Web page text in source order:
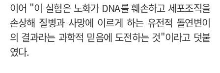
이어 "이 실험은 노화가 DNA를 훼손하고 세포조직을
손상해 질병과 사망에 이르게 하는 유전적 돌연변이
의 결과라는 과학적 믿음에 도전하는 것"이라고 덧붙
였다.